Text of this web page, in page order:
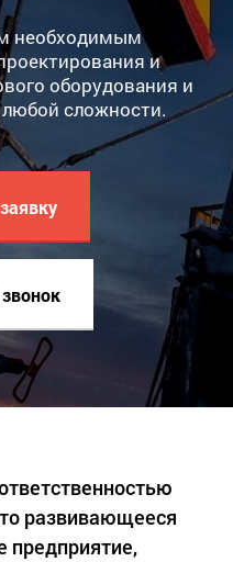
необходимым
и
оборудования и
сложности.
развивающееся
предприятие,